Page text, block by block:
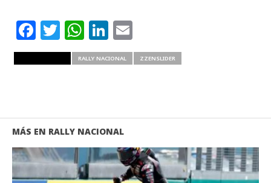
Facebook
Twitter
WhatsApp
LinkedIn
Email
RALLY NACIONAL ZZENSLIDER
MÁS EN RALLY NACIONAL